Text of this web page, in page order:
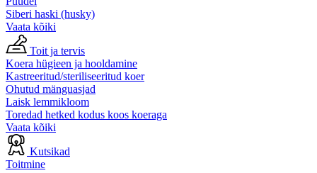
Siberi haski (husky)
Vaata kõiki
Toit ja tervis
Koera hügieen ja hooldamine
Kastreeritud/steriliseeritud koer
Ohutud mänguasjad
Laisk lemmikloom
Toredad hetked kodus koos koeraga
Vaata kõiki
Kutsikad
Toitmine